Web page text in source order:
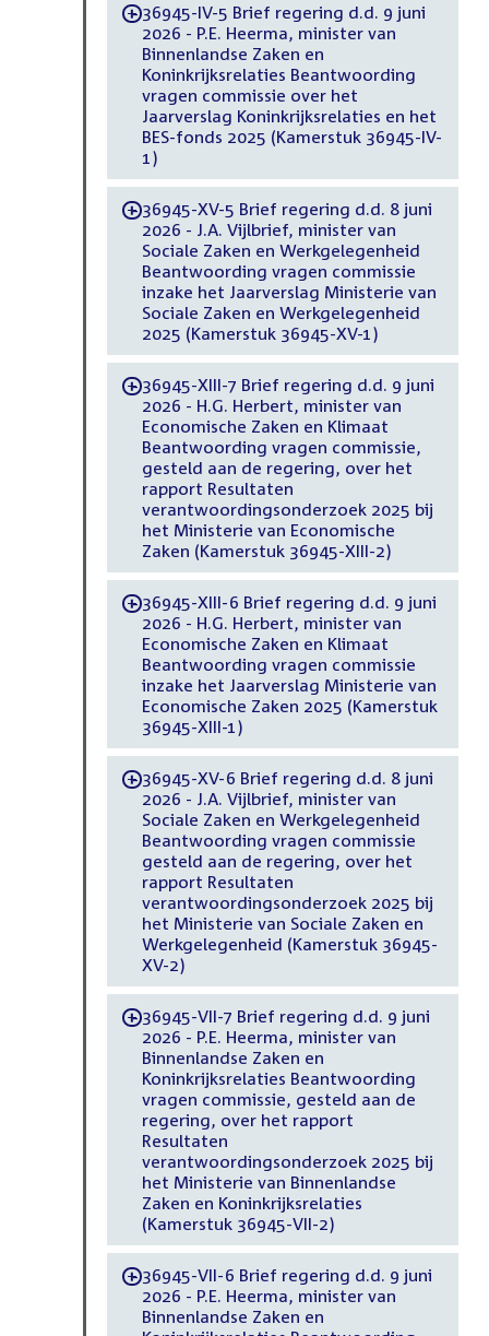
-36945-IV-5 Brief regering d.d. 9 juni
2026 - P.E. Heerma, minister van
Binnenlandse Zaken en
Koninkrijksrelaties Beantwoording
vragen commissie over het
Jaarverslag Koninkrijksrelaties en het
BES-fonds 2025 (Kamerstuk 36945-IV-
1)
-36945-XV-5 Brief regering d.d. 8 juni
2026 - J.A. Vijlbrief, minister van
Sociale Zaken en Werkgelegenheid
Beantwoording vragen commissie
inzake het Jaarverslag Ministerie van
Sociale Zaken en Werkgelegenheid
2025 (Kamerstuk 36945-XV-1)
-36945-XIII-7 Brief regering d.d. 9 juni
2026 - H.G. Herbert, minister van
Economische Zaken en Klimaat
Beantwoording vragen commissie,
gesteld aan de regering, over het
rapport Resultaten
verantwoordingsonderzoek 2025 bij
het Ministerie van Economische
Zaken (Kamerstuk 36945-XIII-2)
-36945-XIII-6 Brief regering d.d. 9 juni
2026 - H.G. Herbert, minister van
Economische Zaken en Klimaat
Beantwoording vragen commissie
inzake het Jaarverslag Ministerie van
Economische Zaken 2025 (Kamerstuk
36945-XIII-1)
-36945-XV-6 Brief regering d.d. 8 juni
2026 - J.A. Vijlbrief, minister van
Sociale Zaken en Werkgelegenheid
Beantwoording vragen commissie
gesteld aan de regering, over het
rapport Resultaten
verantwoordingsonderzoek 2025 bij
het Ministerie van Sociale Zaken en
Werkgelegenheid (Kamerstuk 36945-
XV-2)
-36945-VII-7 Brief regering d.d. 9 juni
2026 - P.E. Heerma, minister van
Binnenlandse Zaken en
Koninkrijksrelaties Beantwoording
vragen commissie, gesteld aan de
regering, over het rapport
Resultaten
verantwoordingsonderzoek 2025 bij
het Ministerie van Binnenlandse
Zaken en Koninkrijksrelaties
(Kamerstuk 36945-VII-2)
-36945-VII-6 Brief regering d.d. 9 juni
2026 - P.E. Heerma, minister van
Binnenlandse Zaken en